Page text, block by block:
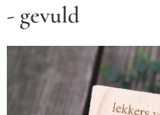
- gevuld